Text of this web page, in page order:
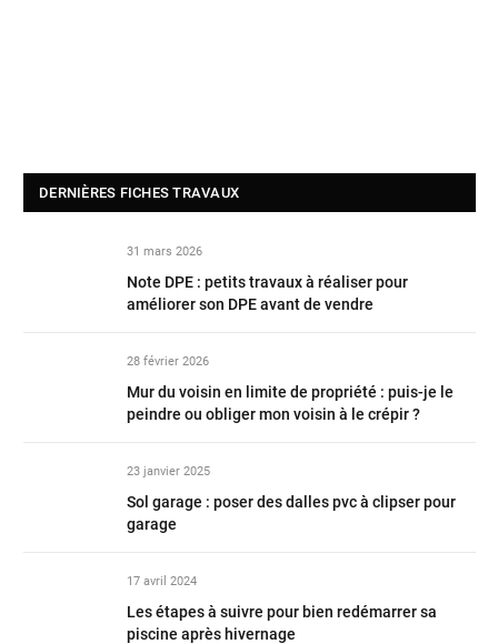
DERNIÈRES FICHES TRAVAUX
31 mars 2026
Note DPE : petits travaux à réaliser pour
améliorer son DPE avant de vendre
28 février 2026
Mur du voisin en limite de propriété : puis-je le
peindre ou obliger mon voisin à le crépir ?
23 janvier 2025
Sol garage : poser des dalles pvc à clipser pour
garage
17 avril 2024
Les étapes à suivre pour bien redémarrer sa
piscine après hivernage